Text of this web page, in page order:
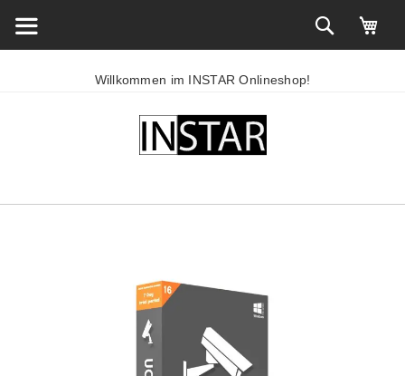
Willkommen im INSTAR Onlineshop!